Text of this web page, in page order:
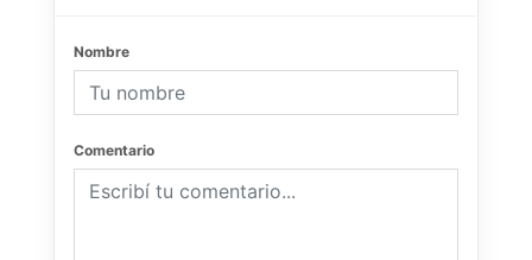
Nombre
Comentario